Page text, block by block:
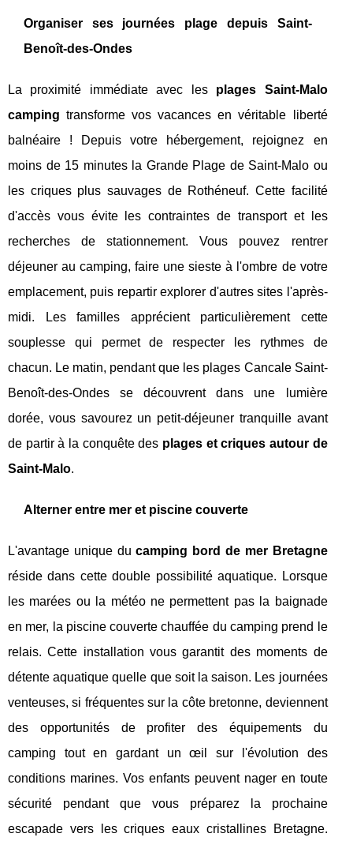
Organiser ses journées plage depuis Saint-
Benoît-des-Ondes
La proximité immédiate avec les plages Saint-Malo
camping transforme vos vacances en véritable liberté
balnéaire ! Depuis votre hébergement, rejoignez en
moins de 15 minutes la Grande Plage de Saint-Malo ou
les criques plus sauvages de Rothéneuf. Cette facilité
d'accès vous évite les contraintes de transport et les
recherches de stationnement. Vous pouvez rentrer
déjeuner au camping, faire une sieste à l'ombre de votre
emplacement, puis repartir explorer d'autres sites l'après-
midi. Les familles apprécient particulièrement cette
souplesse qui permet de respecter les rythmes de
chacun. Le matin, pendant que les plages Cancale Saint-
Benoît-des-Ondes se découvrent dans une lumière
dorée, vous savourez un petit-déjeuner tranquille avant
de partir à la conquête des plages et criques autour de
Saint-Malo.
Alterner entre mer et piscine couverte
L'avantage unique ducamping bord de mer Bretagne
réside dans cette double possibilité aquatique. Lorsque
les marées ou la météo ne permettent pas la baignade
en mer, la piscine couverte chauffée du camping prend le
relais. Cette installation vous garantit des moments de
détente aquatique quelle que soit la saison. Les journées
venteuses, si fréquentes sur la côte bretonne, deviennent
des opportunités de profiter des équipements du
camping tout en gardant un œil sur l'évolution des
conditions marines. Vos enfants peuvent nager en toute
sécurité pendant que vous préparez la prochaine
escapade vers les criques eaux cristallines Bretagne.